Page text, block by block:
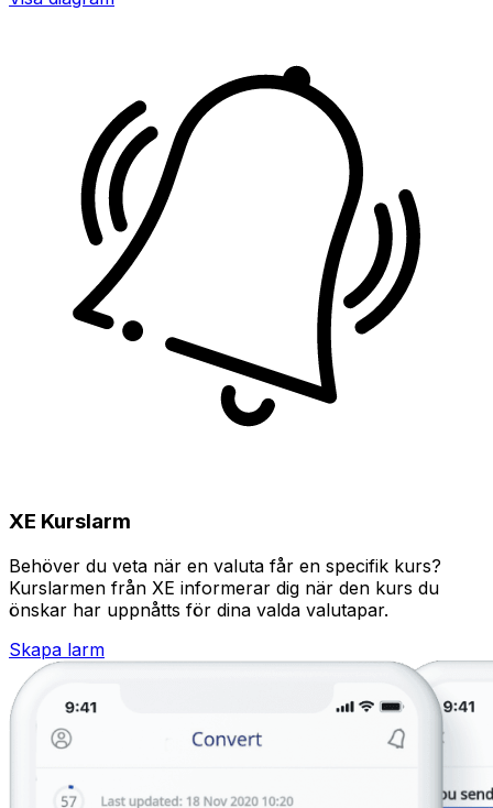
XE Kurslarm
Behöver du veta när en valuta får en specifik kurs?
Kurslarmen från XE informerar dig när den kurs du
önskar har uppnåtts för dina valda valutapar.
Skapa larm